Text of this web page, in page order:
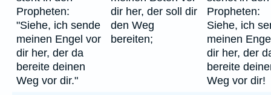
Propheten:
"Siehe, ich sende
meinen Engel vor
dir her, der da
bereite deinen
Weg vor dir."
dir her, der soll dir
den Weg
bereiten;
Propheten:
Siehe, ich
meinen
dir her, der
bereite
Weg vor dir!